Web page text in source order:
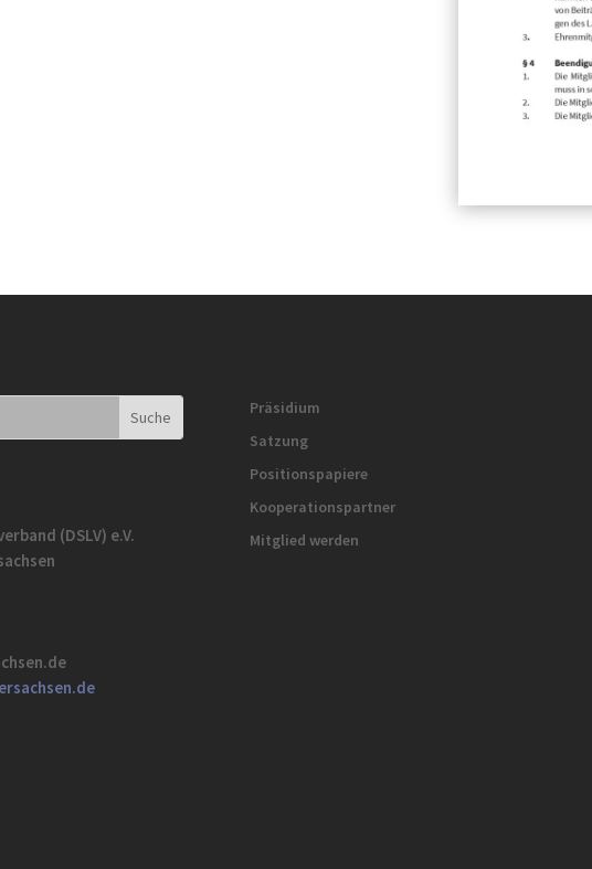
(DSLV) e.V.
Präsidium
Satzung
Positionspapiere
Kooperationspartner
Mitglied werden